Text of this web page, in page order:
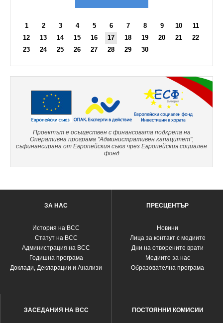
1 2 3 4 5 6 7 8 9 10
11
12
13 14 15 16 17 18 19 20 21
22
23
24 25 26 27 28 29 30
Проектът е осъществен с финансовата подкрепа на
Оперативна програма "Административен капацитет",
съфинансирана от Европейския съюз чрез Европейския социален
фонд
ЗА НАС
История на ВСС
Статут на ВСС
Администрация на ВСС
Годишна програма
Доклади, Декларации и Анализи
ПРЕСЦЕНТЪР
Новини
Лица за контакт с медиите
Дни на отворените врати
Медиите за нас
Образователна програма
ЗАСЕДАНИЯ НА ВСС ПОСТОЯННИ КОМИСИИ